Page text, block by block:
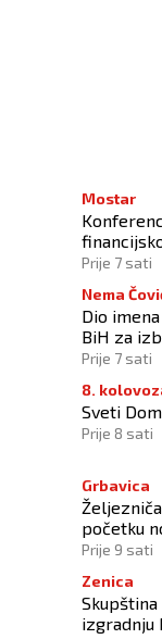
romsku djecu
Mostar
Europske
Prije 7 sati
Nema
Dio
BiH za
Prije 7 sati
8.
Sveti
Prije 8 sati
Grbavica
početku
lige BiH
Prije 9 sati
Zenica
izgradnju